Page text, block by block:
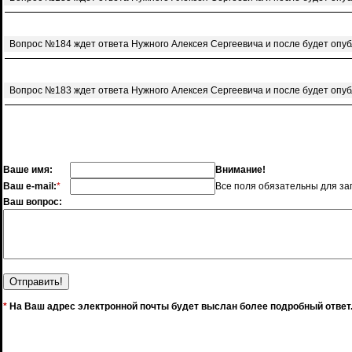
Вопрос №184 ждет ответа Нужного Алексея Сергеевича и после будет
Вопрос №183 ждет ответа Нужного Алексея Сергеевича и после будет
Ваше имя:
Внимание!
Ваш e-mail:*
Все поля обязательны для
Ваш вопрос:
* На Ваш адрес электронной почты будет выслан более подробный ответ.